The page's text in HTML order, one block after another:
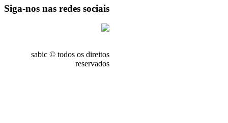
Siga-nos nas redes sociais
sabic © todos os direitos
reservados